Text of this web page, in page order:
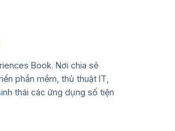
Book. Nơi chia sẻ
phần mềm, thủ thuật IT,
thái các ứng dụng số tiện